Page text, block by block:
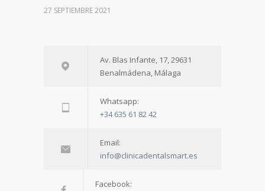
27 SEPTIEMBRE 2021
28 FEBRERO 2024Av. Blas Infante, 17, 29631
Benalmádena, Málaga
Whatsapp:
+34 635 61 82 42
Email:
info@clinicadentalsmart.es
Facebook: